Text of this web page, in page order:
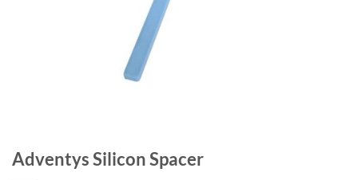
Adventys Silicon Spacer